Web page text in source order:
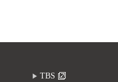
TBS